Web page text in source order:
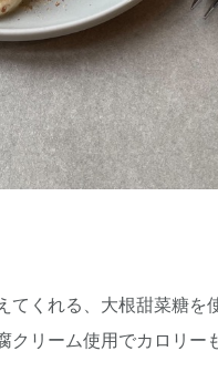
くれる、大根甜菜糖を
クリーム使用でカロリー